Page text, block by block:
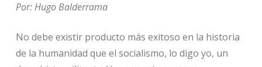
Por: Hugo Balderrama
No debe existir producto más exitoso en la historia
de la humanidad que el socialismo, lo digo yo, un